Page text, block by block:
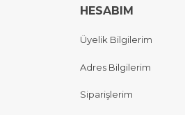
HESABIM
Üyelik Bilgilerim
Adres Bilgilerim
Siparişlerim